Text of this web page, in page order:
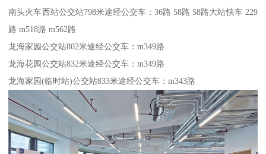
南头火车西站公交站798米途经公交车：36路 58路 58路大站快车 229
路 m518路 m562路
龙海家园公交站802米途经公交车：m349路
龙海花园公交站832米途经公交车：m349路
龙海家园(临时站)公交站833米途经公交车：m343路